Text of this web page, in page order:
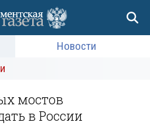
Новости
мостов
в России